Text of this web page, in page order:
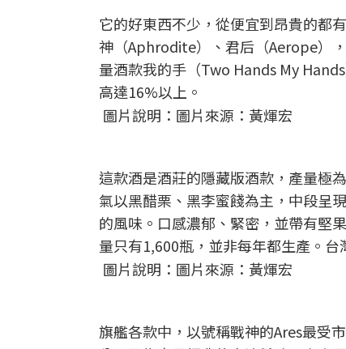
它的好東西不少，從便宜到昂貴的都
神（Aphrodite）、君后（Aerope）
量酒款我的手（Two Hands My
高達16%以上。
圖片說明：圖片來源：黃煇宏
這款酒是酒莊的隱藏版酒款，產量極
氣以黑醋栗、黑李蜜餞為主，中段呈
的風味。口感濃郁、緊密，並帶有堅
量只有1,600瓶，並非每年都生產。台
圖片說明：圖片來源：黃煇宏
旗艦各款中，以號稱戰神的Ares最受